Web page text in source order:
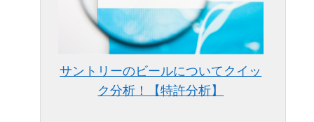
サントリーのビールについてクイッ
ク分析！【特許分析】